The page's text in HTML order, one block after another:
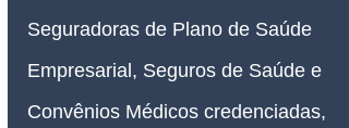
Seguradoras de Plano de Saúde
Empresarial, Seguros de Saúde e
Convênios Médicos credenciadas,